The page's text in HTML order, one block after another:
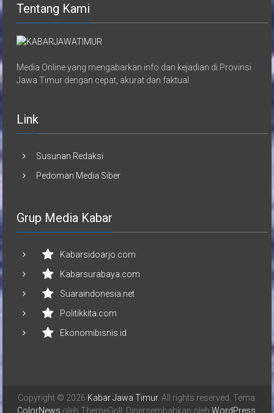
Tentang Kami
Media Online yang mengabarkan info dan kejadian di Provinsi
Jawa Timur dengan cepat, akurat dan faktual.
Link
Susunan Redaksi
Pedoman Media Siber
Grup Media Kabar
Kabarsidoarjo.com
Kabarsurabaya.com
Suaraindonesia.net
Politikkita.com
Ekonomibisnis.id
Copyright © 2026 Kabar Jawa Timur. All rights reserved. Tema:
ColorNews oleh ThemeGrill. Dipersembahkan oleh WordPress